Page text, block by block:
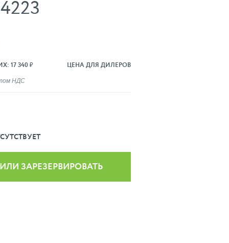
17 340 ₽ ЦЕНА ДЛЯ ДИЛЕРОВ
НДС
ЗАРЕЗЕРВИРОВАТЬ